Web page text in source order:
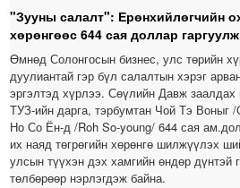
"Зууны салалт": Ерөнхийлөгчийн
хөрөнгөөс 644 сая доллар
Өмнөд Солонгосын бизнес, улс төрийн
дуулиантай гэр бүл салалтын хэрэг
эргэлтэд хүрлээ. Сөүлийн Давж
ТУЗ-ийн дарга, тэрбумтан Чой Тэ Воныг /
Но Со Ён-д /Roh So-young/ 644 сая
их наяд төгрөгийн хөрөнгө шилжүүлэх
улсын түүхэн дэх хамгийн өндөр дүнтэй
төлбөрөөр нэрлэгдэж байна.